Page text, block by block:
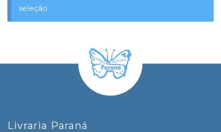
seleção.
Livraria Paraná